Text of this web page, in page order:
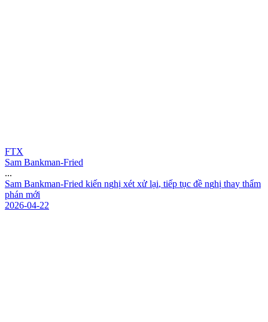
FTX
Sam Bankman-Fried
...
Sam Bankman-Fried kiến nghị xét xử lại, tiếp tục đề nghị thay thẩm
phán mới
2026-04-22